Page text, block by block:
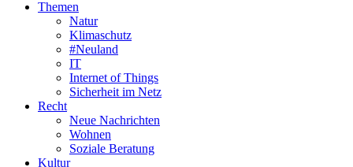
Themen
Natur
Klimaschutz
#Neuland
IT
Internet of Things
Sicherheit im Netz
Recht
Neue Nachrichten
Wohnen
Soziale Beratung
Kultur